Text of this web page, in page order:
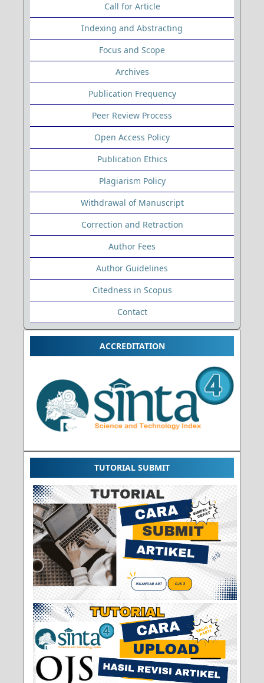
Call for Article
Indexing and Abstracting
Focus and Scope
Archives
Publication Frequency
Peer Review Process
Open Access Policy
Publication Ethics
Plagiarism Policy
Withdrawal of Manuscript
Correction and Retraction
Author Fees
Author Guidelines
Citedness in Scopus
Contact
ACCREDITATION
TUTORIAL SUBMIT